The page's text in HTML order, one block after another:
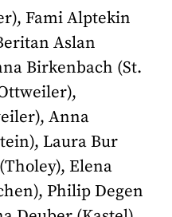
Fami Alptekin
Aslan
Birkenbach (St.
Anna
Laura Bur
Elena
Philip Degen